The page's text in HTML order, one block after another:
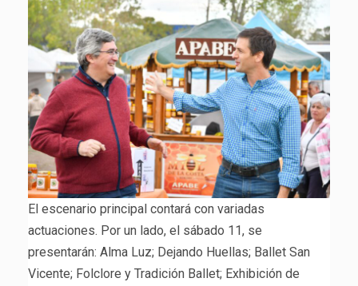
El escenario principal contará con variadas
actuaciones. Por un lado, el sábado 11, se
presentarán: Alma Luz; Dejando Huellas; Ballet San
Vicente; Folclore y Tradición Ballet; Exhibición de